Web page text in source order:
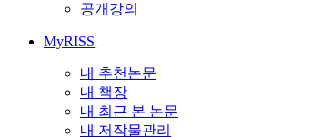
공개강의
MyRISS
내 추천논문
내 책장
내 최근 본 논문
내 저작물관리